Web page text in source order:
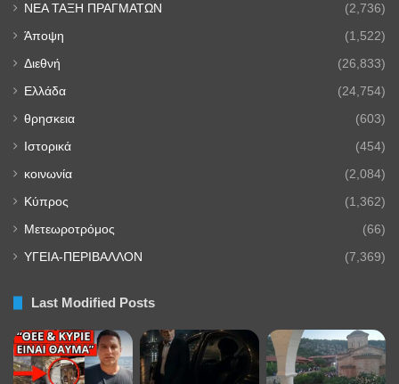
NEA TAΞΗ ΠΡΑΓΜΑΤΩΝ (2,736)
Άποψη (1,522)
Διεθνή (26,833)
Ελλάδα (24,754)
θρησκεια (603)
Ιστορικά (454)
κοινωνία (2,084)
Κύπρος (1,362)
Μετεωροτρόμος (66)
ΥΓΕΙΑ-ΠΕΡΙΒΑΛΛΟΝ (7,369)
Last Modified Posts